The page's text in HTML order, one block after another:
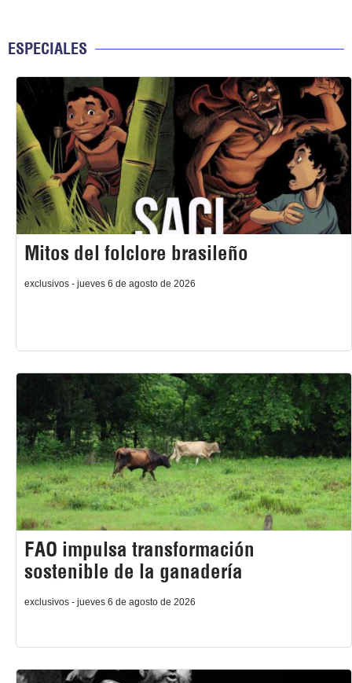
ESPECIALES
Mitos del folclore brasileño
exclusivos - jueves 6 de agosto de 2026
FAO impulsa transformación
sostenible de la ganadería
exclusivos - jueves 6 de agosto de 2026